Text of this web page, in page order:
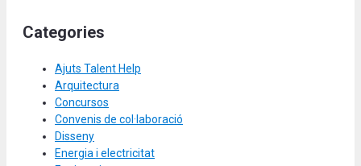
Categories
Ajuts Talent Help
Arquitectura
Concursos
Convenis de col·laboració
Disseny
Energia i electricitat